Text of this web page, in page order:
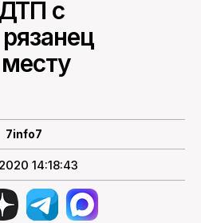
с
7info7
14:18:43